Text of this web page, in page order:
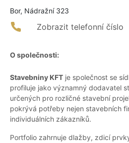
Bor, Nádražní 323
Zobrazit telefonní číslo
O společnosti:
Stavebniny KFT je společnost se
profiluje jako významný dodavatel
určených pro rozličné stavební
pokrývá potřeby nejen stavebních
individuálních zákazníků.
Portfolio zahrnuje dlažby, zdicí